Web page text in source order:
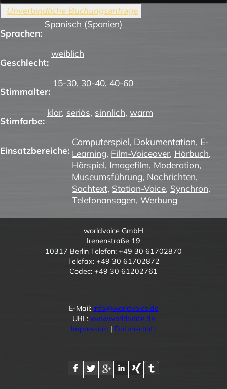
Sprachen:
Spanisch (Spanien)
Geschlecht:
weiblich
Stimmalter:
15-30, 30-40, 40-60
Stimfarbe:
klar, seriös, sinnlich, warm
Einsatzbereiche:
Computerspiel, Dokumentation, E-
Learning, Film-Voiceover, Hörbuch,
Hörspiel, Imagefilm, Moderation,
Museumsführung, Nachrichten,
Sachtext, Station-Voice, Synchron,
Telefonansagen, Werbung
worldvoice GmbH
Irenenstraße 19
10317 Berlin Telefon: +49 30 61702870
Telefax: +49 30 61702872
Codec: +49 30 61202761
E-Mail: info@worldvoice.de
URL: www.worldvoice.de
Impressum | Datenschutz